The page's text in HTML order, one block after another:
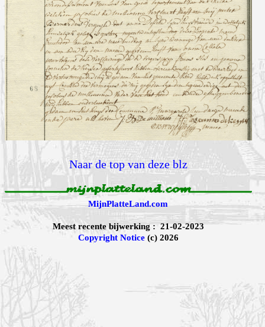
Naar de top van deze blz
MijnPlatteLand.com
Meest recente bijwerking : 21-02-2023
Copyright Notice(c) 2026